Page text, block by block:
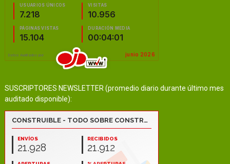
SUSCRIPTORES NEWSLETTER (promedio diario durante último mes
auditado disponible):